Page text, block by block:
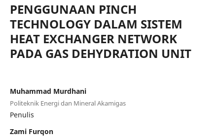
PENGGUNAAN PINCH
TECHNOLOGY DALAM SISTEM
HEAT EXCHANGER NETWORK
PADA GAS DEHYDRATION UNIT
Muhammad Murdhani
Politeknik Energi dan Mineral Akamigas
Penulis
Zami Furqon